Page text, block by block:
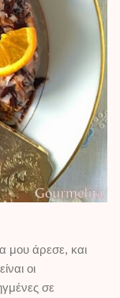
μου άρεσε, και
οι
σε